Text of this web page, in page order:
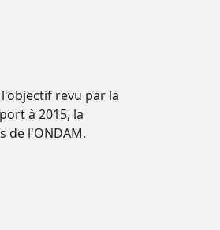
revu par la
à 2015, la
de l'ONDAM.